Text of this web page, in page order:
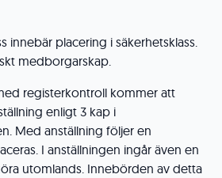
innebär placering i säkerhetsklass.
medborgarskap.
registerkontroll kommer att
enligt 3 kap i
Med anställning följer en
I anställningen ingår även en
utomlands. Innebörden av detta